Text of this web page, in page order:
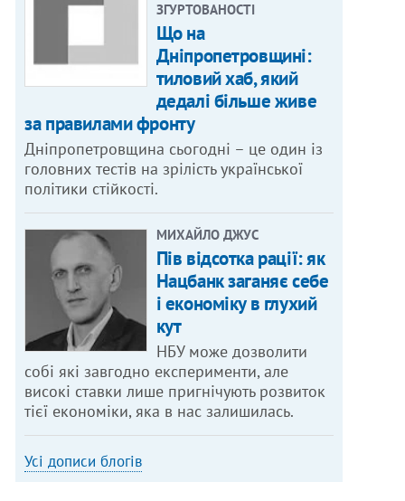
ЗГУРТОВАНОСТІ
Що на
Дніпропетровщині:
тиловий хаб, який
дедалі більше живе
за правилами фронту
Дніпропетровщина сьогодні – це один із
головних тестів на зрілість української
політики стійкості.
МИХАЙЛО ДЖУС
Пів відсотка рації: як
Нацбанк заганяє себе
і економіку в глухий
кут
НБУ може дозволити
собі які завгодно експерименти, але
високі ставки лише пригнічують розвиток
тієї економіки, яка в нас залишилась.
Усі дописи блогів